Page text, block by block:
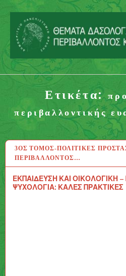
Μεταπηδήστε
περιεχόμενο
Θέματα
Διαχείρισης
και Φυσικών
Ετικέτα:
περιβαλλοντικής
3ΟΣ ΤΌΜΟΣ-ΠΟΛΙΤΙΚΈΣ
ΠΕΡΙΒΆΛΛΟΝΤΟΣ…
ΕΚΠΑΙΔΕΥΣΗ ΚΑΙ ΟΙΚΟΛΟΓΙΚΗ
ΨΥΧΟΛΟΓΙΑ: ΚΑΛΕΣ ΠΡΑΚΤΙΚΕΣ
12 ΑΥΓ 2020